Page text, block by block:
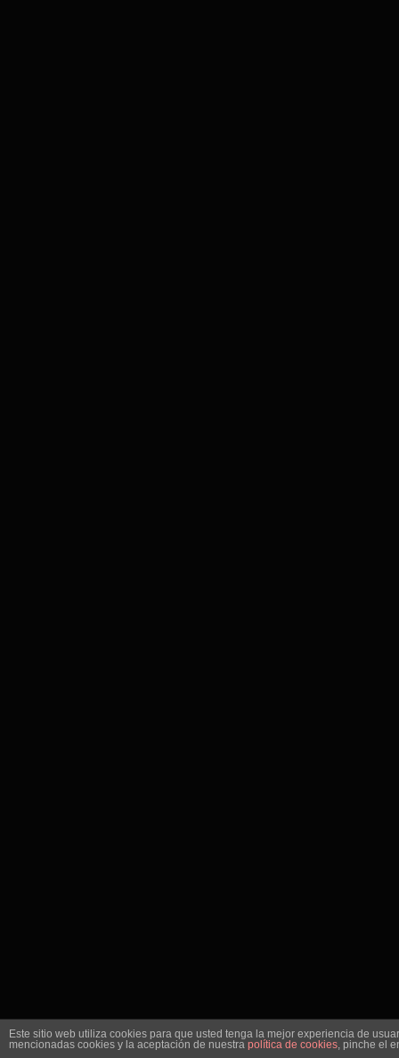
Este sitio web utiliza cookies para que usted tenga la mejor experiencia de
mencionadas cookies y la aceptación de nuestra política de cookies, pinche el